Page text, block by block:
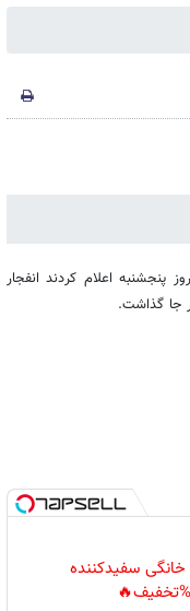
پنجشنبه اعلام کردند انفجار
جا گذاشت.
سفیدکننده